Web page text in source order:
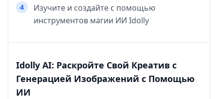
4
Изучите и создайте с помощью
инструментов магии ИИ Idolly
Idolly AI: Раскройте Свой Креатив с
Генерацией Изображений с Помощью
ИИ